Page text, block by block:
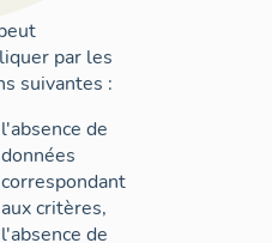
par les
suivantes :
l'absence de
données
correspondant
aux critères,
l'absence de